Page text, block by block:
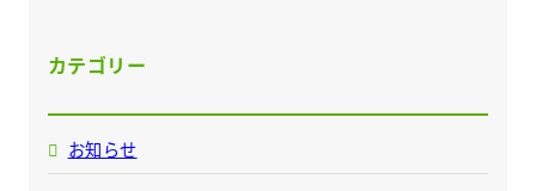
カテゴリー
お知らせ